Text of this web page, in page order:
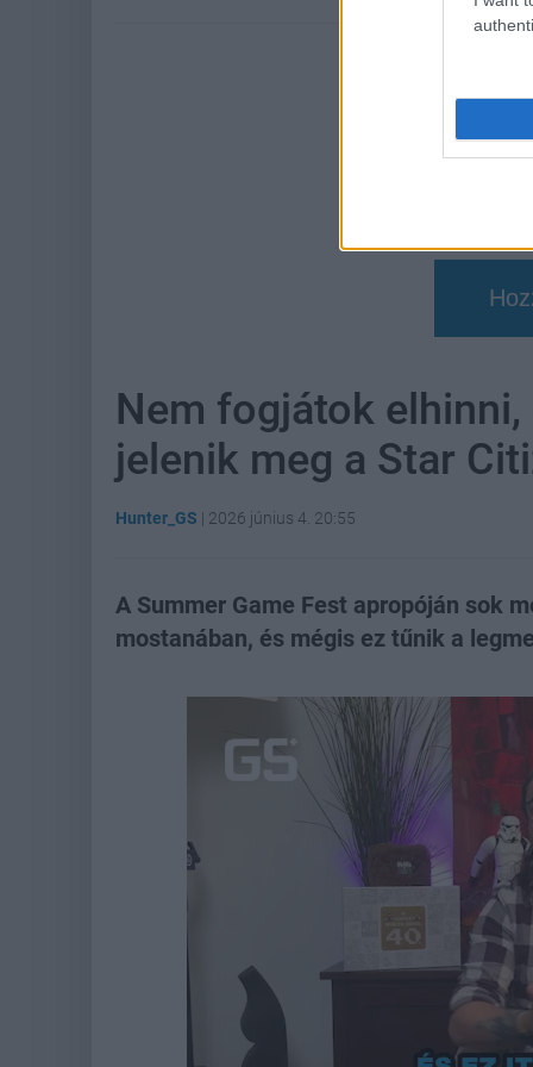
Nem fogjátok
jelenik meg a Star
Hunter_GS | 2026 június 4. 20:55
A Summer Game Fest apropóján sok
mostanában, és mégis ez tűnik a